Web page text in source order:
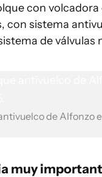
con volcadora
con sistema
de válvulas
de Alfonzo
muy